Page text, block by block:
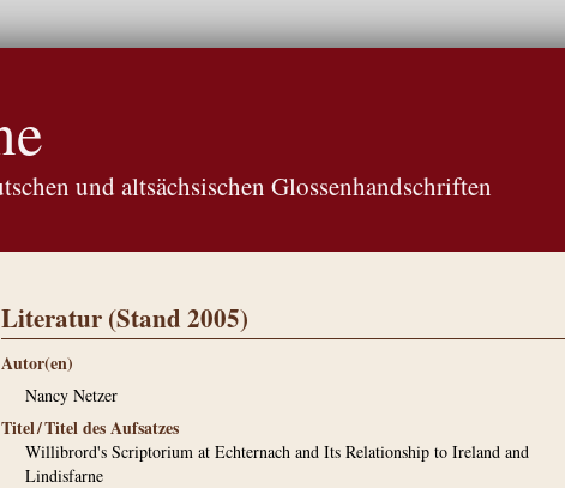
und altsächsischen Glossenhandschriften
Literatur (Stand 2005)
Autor(en)
Nancy Netzer
Titel / Titel des Aufsatzes
Willibrord's Scriptorium at Echternach and Its Relationship to Ireland and
Lindisfarne